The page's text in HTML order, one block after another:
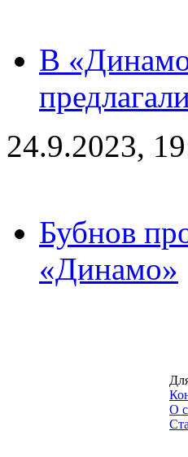
В
24.9.2023,
Бубнов
«Динамо»
О